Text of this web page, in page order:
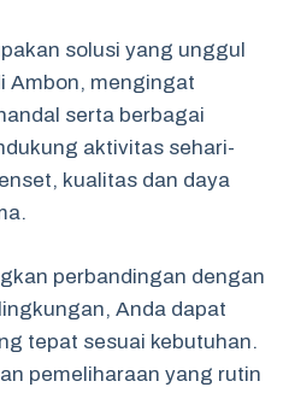
solusi yang unggul
Ambon, mengingat
serta berbagai
aktivitas sehari-
kualitas dan daya
perbandingan dengan
Anda dapat
tepat sesuai kebutuhan.
pemeliharaan yang rutin